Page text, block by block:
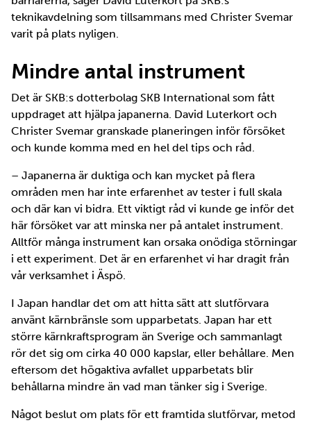
teknikavdelning som tillsammans med Christer Svemar
varit på plats nyligen.
Mindre antal instrument
Det är SKB:s dotterbolag SKB International som fått
uppdraget att hjälpa japanerna. David Luterkort och
Christer Svemar granskade planeringen inför försöket
och kunde komma med en hel del tips och råd.
– Japanerna är duktiga och kan mycket på flera
områden men har inte erfarenhet av tester i full skala
och där kan vi bidra. Ett viktigt råd vi kunde ge inför det
här försöket var att minska ner på antalet instrument.
Alltför många instrument kan orsaka onödiga störningar
i ett experiment. Det är en erfarenhet vi har dragit från
vår verksamhet i Äspö.
I Japan handlar det om att hitta sätt att slutförvara
använt kärnbränsle som upparbetats. Japan har ett
större kärnkraftsprogram än Sverige och sammanlagt
rör det sig om cirka 40 000 kapslar, eller behållare. Men
eftersom det högaktiva avfallet upparbetats blir
behållarna mindre än vad man tänker sig i Sverige.
Något beslut om plats för ett framtida slutförvar, metod